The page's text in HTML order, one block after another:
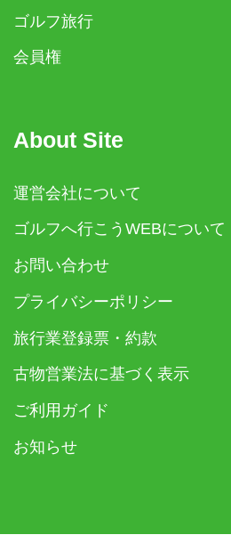
ゴルフ旅行
会員権
About Site
運営会社について
ゴルフへ行こうWEBについて
お問い合わせ
プライバシーポリシー
旅行業登録票・約款
古物営業法に基づく表示
ご利用ガイド
お知らせ